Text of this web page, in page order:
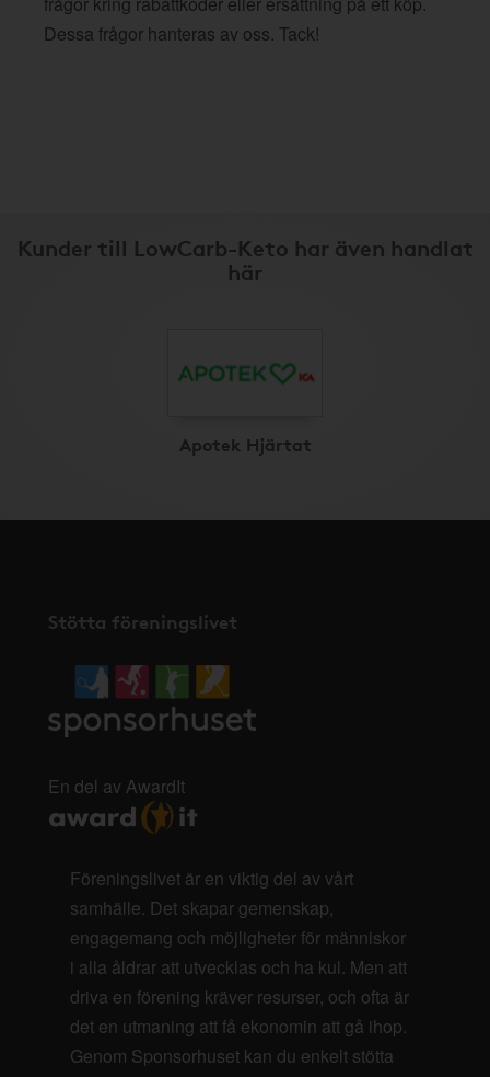
Dessa frågor hanteras av oss. Tack!
Kunder till LowCarb-Keto har även handlat
här
Apotek Hjärtat
Stötta föreningslivet
En del av AwardIt
Föreningslivet är en viktig del av vårt
samhälle. Det skapar gemenskap,
engagemang och möjligheter för människor
i alla åldrar att utvecklas och ha kul. Men att
driva en förening kräver resurser, och ofta är
det en utmaning att få ekonomin att gå ihop.
Genom Sponsorhuset kan du enkelt stötta